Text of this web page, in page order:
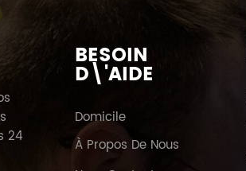
24
BESOIN
D\'AIDE
Domicile
À Propos De Nous